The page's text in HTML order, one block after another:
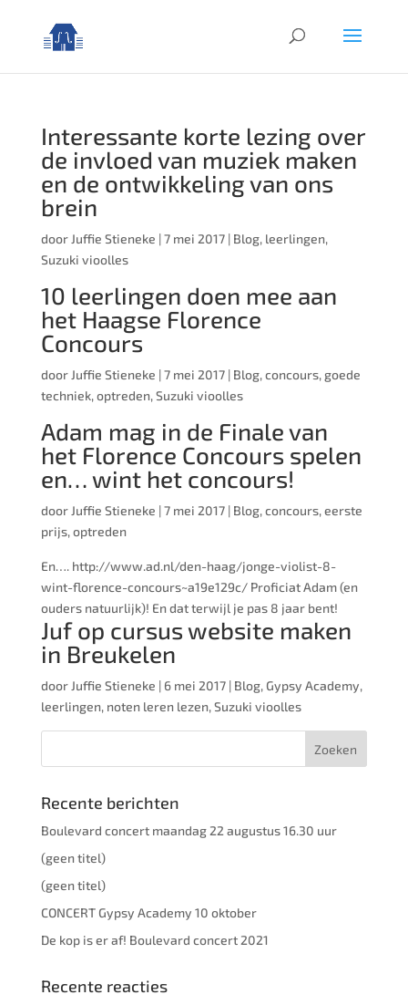
Interessante korte lezing over
de invloed van muziek maken
en de ontwikkeling van ons
brein
door Juffie Stieneke |7 mei 2017| Blog, leerlingen,
Suzuki vioolles
10 leerlingen doen mee aan
het Haagse Florence
Concours
door Juffie Stieneke |7 mei 2017| Blog,concours, goede
techniek,optreden,Suzuki vioolles
Adam mag in de Finale van
het Florence Concours spelen
en… wint het concours!
door Juffie Stieneke |7 mei 2017| Blog,concours,eerste
prijs,optreden
En…. http://www.ad.nl/den-haag/jonge-violist-8-
wint-florence-concours~a19e129c/ Proficiat Adam (en
ouders natuurlijk)! En dat terwijl je pas 8 jaar bent!
Juf op cursus website maken
in Breukelen
door Juffie Stieneke | 6 mei 2017| Blog,Gypsy Academy,
leerlingen, noten leren lezen,Suzuki vioolles
Recente berichten
Boulevard concert maandag 22 augustus 16.30 uur
(geen titel)
(geen titel)
CONCERT Gypsy Academy 10 oktober
De kop is er af! Boulevard concert 2021
Recente reacties